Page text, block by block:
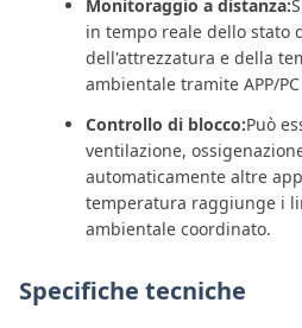
Monitoraggio a distanza:
in tempo reale dello stato
dell'attrezzatura e della
ambientale tramite APP/
Controllo di blocco:Può
ventilazione,
automaticamente altre
temperatura raggiunge i
ambientale coordinato.
Specifiche tecniche